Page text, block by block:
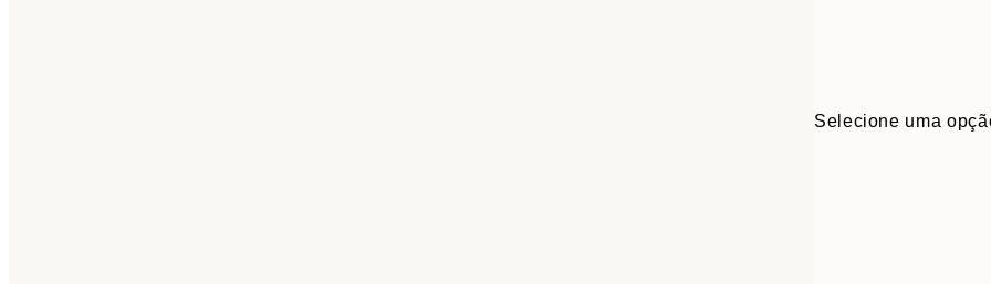
Selecione uma